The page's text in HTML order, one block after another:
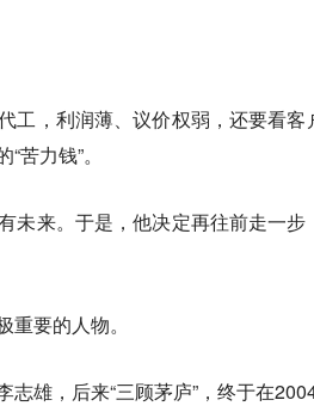
工，利润薄、议价权弱，还要看客
苦力钱”。
未来。于是，他决定再往前走一
要的人物。
雄，后来“三顾茅庐”，终于在